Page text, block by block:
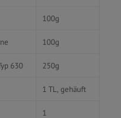
100g
100g
630 250g
1 TL, gehäuft
1